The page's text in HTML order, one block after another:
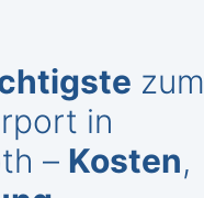
zum
in
– Kosten,